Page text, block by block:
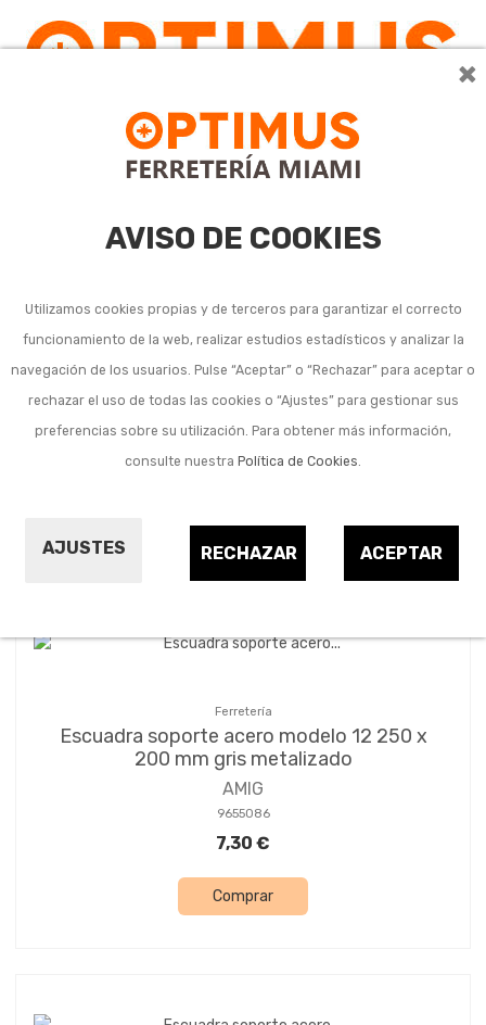
×
AVISO DE COOKIES
Utilizamos cookies propias y de terceros para garantizar el correcto
funcionamiento de la web, realizar estudios estadísticos y analizar la
navegación de los usuarios. Pulse “Aceptar” o “Rechazar” para aceptar o
rechazar el uso de todas las cookies o “Ajustes” para gestionar sus
preferencias sobre su utilización. Para obtener más información,
consulte nuestra Política de Cookies.
AJUSTES ACEPTAR
RECHAZAR
Escuadras y soportes
para estantes
Ordenar por: 24
Ferretería
Escuadra soporte acero modelo 12 250 x
200 mm gris metalizado
AMIG
9655086
7,30 €
Comprar